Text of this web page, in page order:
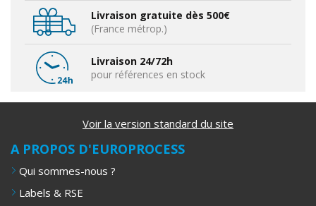
Livraison gratuite dès 500€
(France métrop.)
Livraison 24/72h
pour références en stock
Voir la version standard du site
A PROPOS D'EUROPROCESS
Qui sommes-nous ?
Labels & RSE